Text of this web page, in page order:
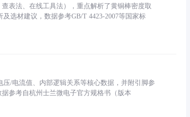
表法、在线工具法），重点解析了黄铜棒密度取
选材建议，数据参考GB/T 4423-2007等国家标
/电流值、内部逻辑关系等核心数据，并附引脚参
参考自杭州士兰微电子官方规格书（版本